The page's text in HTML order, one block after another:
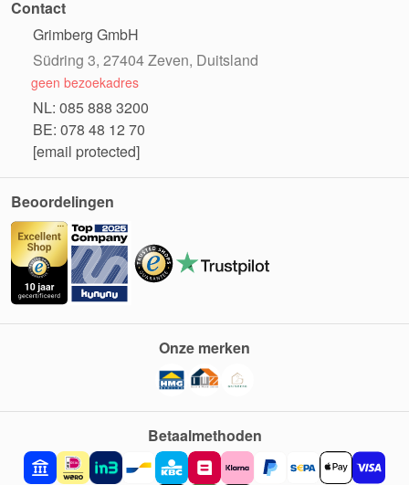
Contact
Grimberg GmbH
Südring 3, 27404 Zeven, Duitsland
geen bezoekadres
NL: 085 888 3200
BE: 078 48 12 70
[email protected]
Beoordelingen
Betaalmethoden
Onze merken